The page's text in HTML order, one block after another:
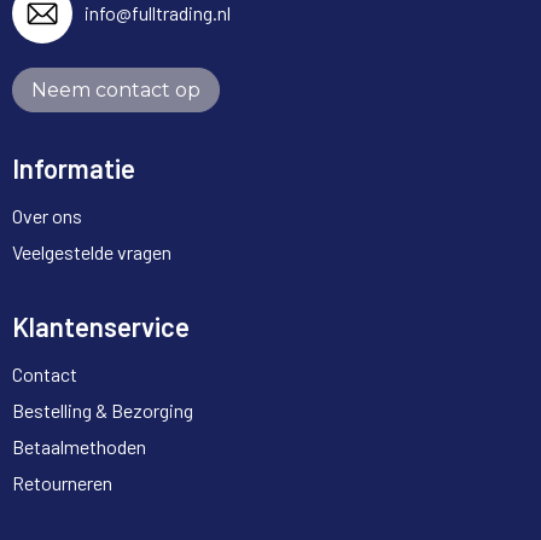
info@fulltrading.nl
Neem contact op
Informatie
Over ons
Veelgestelde vragen
Klantenservice
Contact
Bestelling & Bezorging
Betaalmethoden
Retourneren